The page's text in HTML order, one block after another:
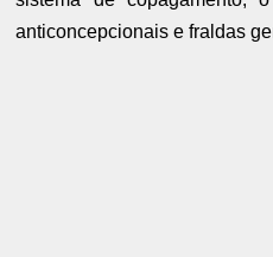
anticoncepcionais e fraldas